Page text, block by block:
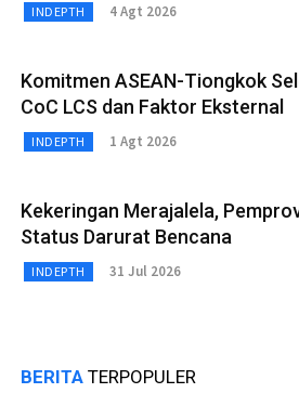
INDEPTH 4 Agt 2026
Komitmen ASEAN-Tiongkok
CoC LCS dan Faktor Eksternal
INDEPTH 1 Agt 2026
Kekeringan Merajalela,
Status Darurat Bencana
INDEPTH 31 Jul 2026
BERITA TERPOPULER